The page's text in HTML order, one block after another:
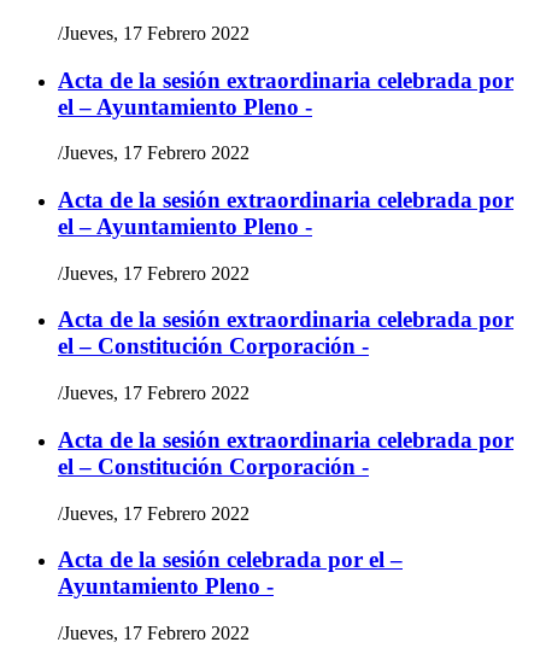
/Jueves, 17 Febrero 2022
Acta de la sesión extraordinaria celebrada por
el – Ayuntamiento Pleno -
/Jueves, 17 Febrero 2022
Acta de la sesión extraordinaria celebrada por
el – Ayuntamiento Pleno -
/Jueves, 17 Febrero 2022
Acta de la sesión extraordinaria celebrada por
el – Constitución Corporación -
/Jueves, 17 Febrero 2022
Acta de la sesión extraordinaria celebrada por
el – Constitución Corporación -
/Jueves, 17 Febrero 2022
Acta de la sesión celebrada por el –
Ayuntamiento Pleno -
/Jueves, 17 Febrero 2022